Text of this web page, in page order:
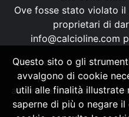
Ove fosse stato violato
proprietari di
info@calcioline.com
Ogni testo e foto di
possono essere
autorizzazione, ai sensi
Questo sito o gli
avvalgono di cookie
utili alle finalità illustrate
saperne di più o negare